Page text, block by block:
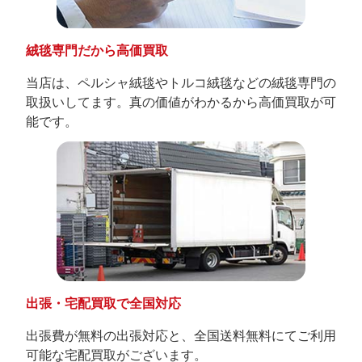
絨毯専門だから高価買取
当店は、ペルシャ絨毯やトルコ絨毯などの絨毯専門の
取扱いしてます。真の価値がわかるから高価買取が可
能です。
出張・宅配買取で全国対応
出張費が無料の出張対応と、全国送料無料にてご利用
可能な宅配買取がございます。